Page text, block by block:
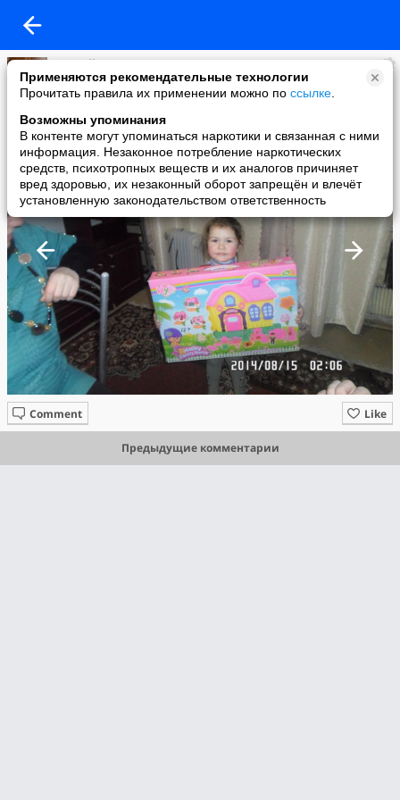
Применяются рекомендательные технологии
Прочитать правила их применении можно по ссылке
Возможны упоминания
В контенте могут упоминаться наркотики и связанная с ними
информация. Незаконное потребление наркотических
средств, психотропных веществ и их аналогов причиняет
вред здоровью, их незаконный оборот запрещён и влечёт
установленную законодательством ответственность
Андрей Ткач
added a photo
26 Feb в 13:12
Like
Comment
Предыдущие комментарии